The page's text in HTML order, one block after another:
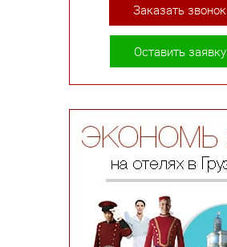
Заказать звонок
Оставить заявку